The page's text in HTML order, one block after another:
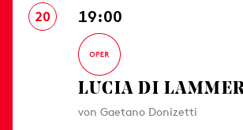
20 19:00
LUCIA DI
von Gaetano Donizetti